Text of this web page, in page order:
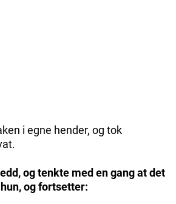
i egne hender, og tok
og tenkte med en gang at det
og fortsetter: